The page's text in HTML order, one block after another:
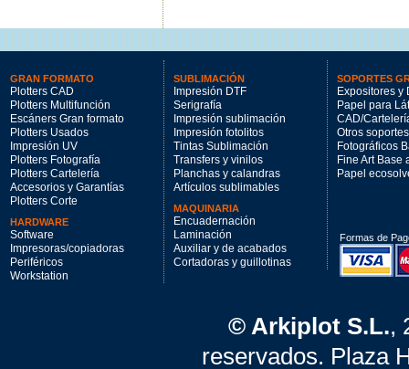
GRAN FORMATO
Plotters CAD
Plotters Multifunción
Escáners Gran formato
Plotters Usados
Impresión UV
Plotters Fotografía
Plotters Cartelería
Accesorios y Garantías
Plotters Corte
HARDWARE
Software
Impresoras/copiadoras
Periféricos
Workstation
SUBLIMACIÓN
Impresión DTF
Serigrafía
Impresión sublimación
Impresión fotolitos
Tintas Sublimación
Transfers y vinilos
Planchas y calandras
Artículos sublimables
MAQUINARIA
Encuadernación
Laminación
Auxiliar y de acabados
Cortadoras y guillotinas
SOPORTES
Expositores y
Papel para
CAD/
Otros soportes
Fotográficos
Fine Art Base
Papel
Formas de
© Arkiplot S.L.,
reservados. Plaza